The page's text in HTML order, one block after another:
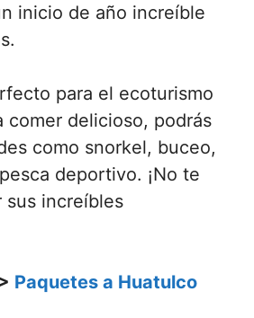
inicio de año increíble
para el ecoturismo
comer delicioso, podrás
como snorkel, buceo,
deportivo. ¡No te
sus increíbles
Paquetes a Huatulco